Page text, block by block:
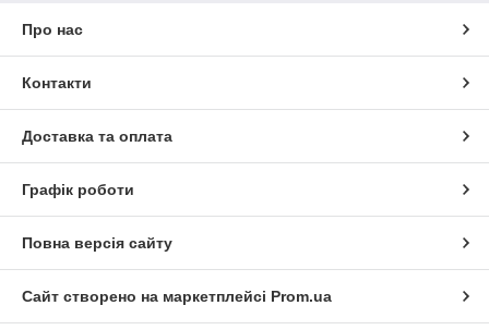
Про нас
Контакти
Доставка та оплата
Графік роботи
Повна версія сайту
Сайт створено на маркетплейсі Prom.ua